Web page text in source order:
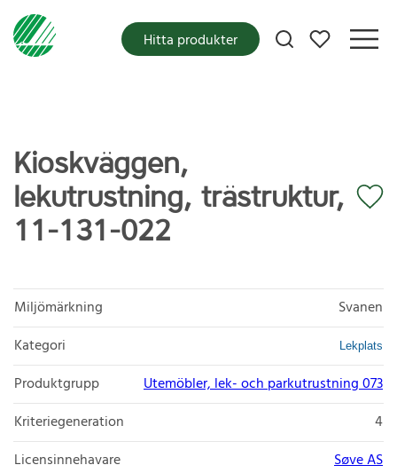
Mina favoriter
Hitta produkter
Kioskväggen,
lekutrustning, trästruktur,
11-131-022
Miljömärkning
Svanen
Kategori
Lekplats
Produktgrupp
Utemöbler, lek- och parkutrustning 073
Kriteriegeneration
4
Licensinnehavare
Søve AS